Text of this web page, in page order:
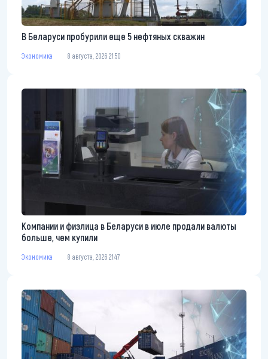
В Беларуси пробурили еще 5 нефтяных скважин
Экономика 8 августа, 2026 21:50
Компании и физлица в Беларуси в июле продали валюты
больше, чем купили
Экономика 8 августа, 2026 21:47